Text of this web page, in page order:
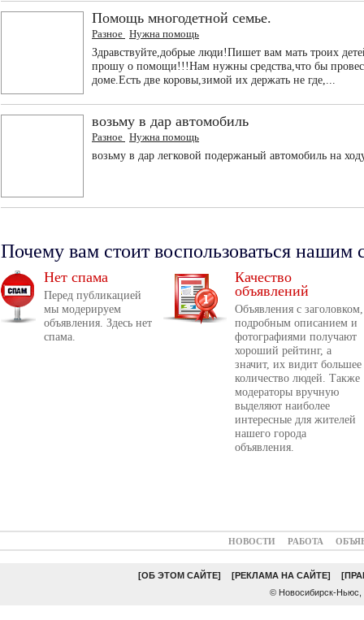
Помощь многодетной семье.
Разное Нужна помощь
Здравствуйте,добрые люди!Пишет вам мать троих
прошу о помощи!!!Нам нужны средства,что бы
доме.Есть две коровы,зимой их держать не где,...
возьму в дар автомобиль
Разное Нужна помощь
возьму в дар легковой подержаный автомобиль на
Почему вам стоит воспользоваться нашим
Нет спама
Перед публикацией
мы модерируем
объявления. Здесь нет
спама.
Качество
объявлений
Объявления с заголовком,
подробным описанием и
фотографиями получают
хороший рейтинг, а
значит, их видит большее
количество людей. Также
модераторы вручную
выделяют наиболее
интересные для жителей
нашего города
объявления.
НОВОСТИ РАБОТА
[ОБ ЭТОМ САЙТЕ] [РЕКЛАМА НА САЙТЕ]
© Новосибирск-Ньюс,